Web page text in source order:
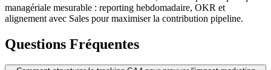
managériale mesurable : reporting hebdomadaire, OKR et
alignement avec Sales pour maximiser la contribution pipeline.
Questions Fréquentes